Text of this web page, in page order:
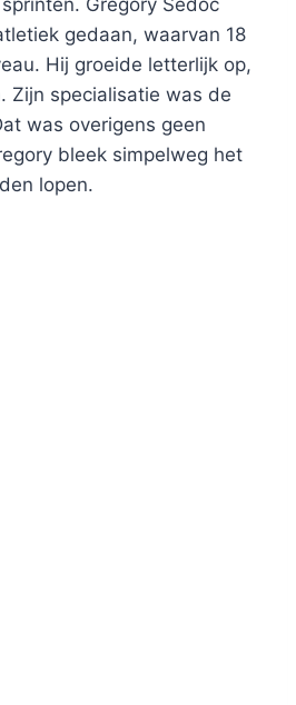
Gregory Sedoc
gedaan, waarvan 18
Hij groeide letterlijk op,
Zijn specialisatie was de
was overigens geen
bleek simpelweg het
lopen.